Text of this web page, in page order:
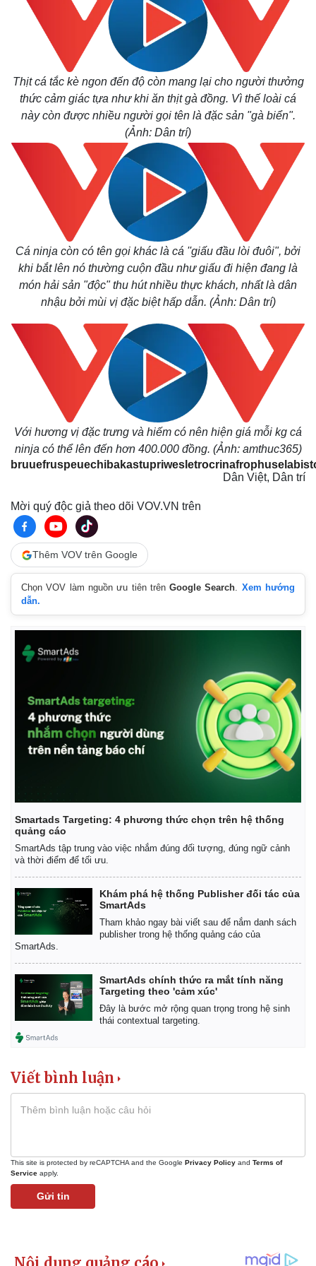
Bóng đá
Lịch thi đấu bóng đá
Thế giới thể thao
eSports
Hậu trường
Ô tô
Xe
Doanh nghiệp
Thông tin doanh nghiệp
Doanh nghiệp 24h
Doanh nhân
Công
Sành
Tin
Trải
Thịt cá tắc kè ngon đến độ còn mang lại cho người thưởng
thức cảm giác tựa như khi ăn thịt gà đồng. Vì thế loài cá
này còn được nhiều người gọi tên là đặc sản "gà biển".
(Ảnh: Dân trí)
Cá ninja còn có tên gọi khác là cá ''giấu đầu lòi đuôi", bởi
khi bắt lên nó thường cuộn đầu như giấu đi hiện đang là
món hải sản "độc" thu hút nhiều thực khách, nhất là dân
nhậu bởi mùi vị đặc biệt hấp dẫn. (Ảnh: Dân trí)
Với hương vị đặc trưng và hiếm có nên hiện giá mỗi kg cá
ninja có thể lên đến hơn 400.000 đồng. (Ảnh: amthuc365)
Dân Việt, Dân trí
Mời quý độc giả theo dõi VOV.VN trên
Thêm VOV trên Google
Chọn VOV làm nguồn ưu tiên trênGoogle Search. Xem hướng
dẫn.
Smartads Targeting: 4 phương thức chọn trên hệ thống
quảng cáo
SmartAds tập trung vào việc nhắm đúng đối tượng, đúng ngữ cảnh
và thời điểm để tối ưu.
Khám phá hệ thống Publisher đối tác của
SmartAds
Tham khảo ngay bài viết sau để nắm danh sách
publisher trong hệ thống quảng cáo của
SmartAds.
SmartAds chính thức ra mắt tính năng
Targeting theo 'cảm xúc'
Đây là bước mở rộng quan trọng trong hệ sinh
thái contextual targeting.
Viết bình luận
This site is protected by reCAPTCHA and the Google Privacy Policy and Terms of
Service apply.
Gửi tin